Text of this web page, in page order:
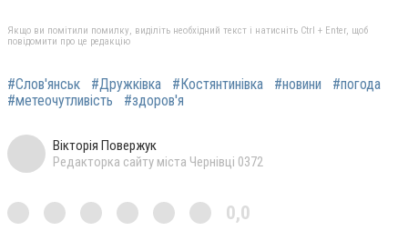
Якщо ви помітили помилку, виділіть необхідний текст і натисніть Ctrl + Enter, щоб
повідомити про це редакцію
#Слов'янськ #Дружківка #Костянтинівка #новини
#погода
#метеочутливість
#здоров'я
Вікторія Повержук
Редакторка сайту міста Чернівці 0372
0,0